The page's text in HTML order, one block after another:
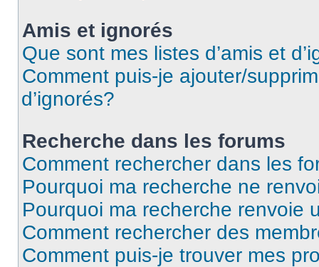
Amis et ignorés
Que sont mes listes d’amis et
Comment puis-je ajouter/
d’ignorés?
Recherche dans les forums
Comment rechercher dans les
Pourquoi ma recherche ne
Pourquoi ma recherche renvoie
Comment rechercher des
Comment puis-je trouver mes